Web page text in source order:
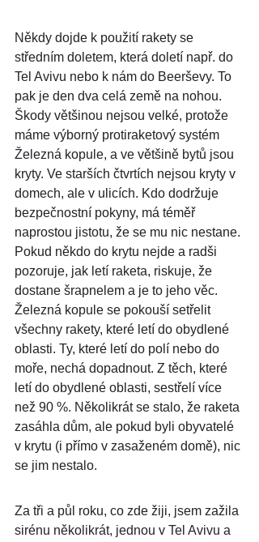
Někdy dojde k použití rakety se
středním doletem, která doletí např. do
Tel Avivu nebo k nám do Beerševy. To
pak je den dva celá země na nohou.
Škody většinou nejsou velké, protože
máme výborný protiraketový systém
Železná kopule, a ve většině bytů jsou
kryty. Ve starších čtvrtích nejsou kryty v
domech, ale v ulicích. Kdo dodržuje
bezpečnostní pokyny, má téměř
naprostou jistotu, že se mu nic nestane.
Pokud někdo do krytu nejde a radši
pozoruje, jak letí raketa, riskuje, že
dostane šrapnelem a je to jeho věc.
Železná kopule se pokouší setřelit
všechny rakety, které letí do obydlené
oblasti. Ty, které letí do polí nebo do
moře, nechá dopadnout. Z těch, které
letí do obydlené oblasti, sestřelí více
než 90 %. Několikrát se stalo, že raketa
zasáhla dům, ale pokud byli obyvatelé
v krytu (i přímo v zasaženém domě), nic
se jim nestalo.
Za tři a půl roku, co zde žiji, jsem zažila
sirénu několikrát, jednou v Tel Avivu a